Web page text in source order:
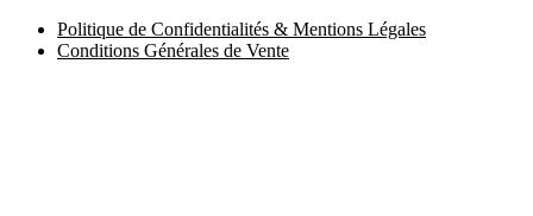
Politique de Confidentialités & Mentions Légales
Conditions Générales de Vente